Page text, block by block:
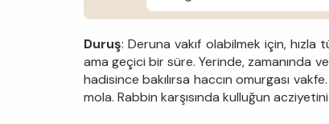
Duruş: Deruna vakıf olabilmek için,
ama geçici bir süre. Yerinde, zamanında
hadisince bakılırsa haccın omurgası
mola. Rabbin karşısında kulluğun